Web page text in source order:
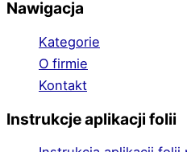
Nawigacja
Kategorie
O firmie
Kontakt
Instrukcje aplikacji folii